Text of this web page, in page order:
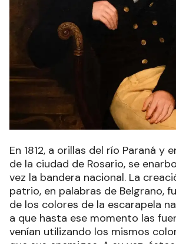
En 1812, a orillas del río Paraná y
de la ciudad de Rosario, se
vez la bandera nacional. La
patrio, en palabras de Belgrano,
de los colores de la escarapela
a que hasta ese momento las
venían utilizando los mismos